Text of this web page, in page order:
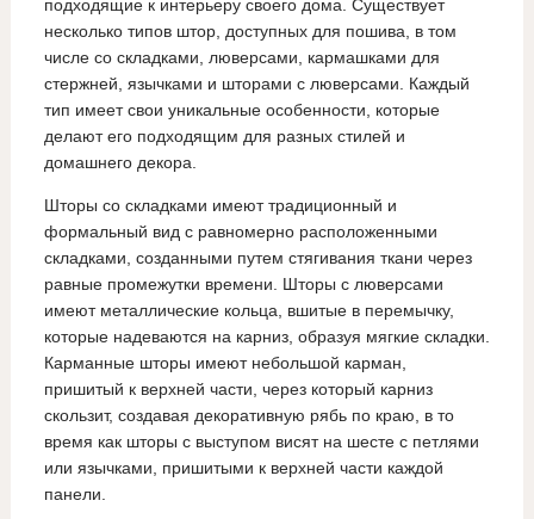
подходящие к интерьеру своего дома. Существует
несколько типов штор, доступных для пошива, в том
числе со складками, люверсами, кармашками для
стержней, язычками и шторами с люверсами. Каждый
тип имеет свои уникальные особенности, которые
делают его подходящим для разных стилей и
домашнего декора.
Шторы со складками имеют традиционный и
формальный вид с равномерно расположенными
складками, созданными путем стягивания ткани через
равные промежутки времени. Шторы с люверсами
имеют металлические кольца, вшитые в перемычку,
которые надеваются на карниз, образуя мягкие складки.
Карманные шторы имеют небольшой карман,
пришитый к верхней части, через который карниз
скользит, создавая декоративную рябь по краю, в то
время как шторы с выступом висят на шесте с петлями
или язычками, пришитыми к верхней части каждой
панели.